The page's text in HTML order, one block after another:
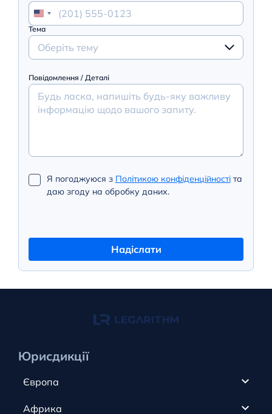
Тема
Оберіть тему
Повідомлення / Деталі
Я погоджуюся з Політикою конфіденційностіта
даю згоду на обробку даних.
Надіслати
Юрисдикції
Європа
Кіпр
Африка